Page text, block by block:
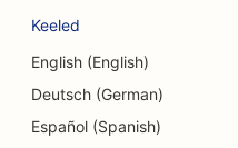
SEO tantsustuudiote
SEO võlanõustamise
Keeled
English (English)
Deutsch (German)
Español (Spanish)